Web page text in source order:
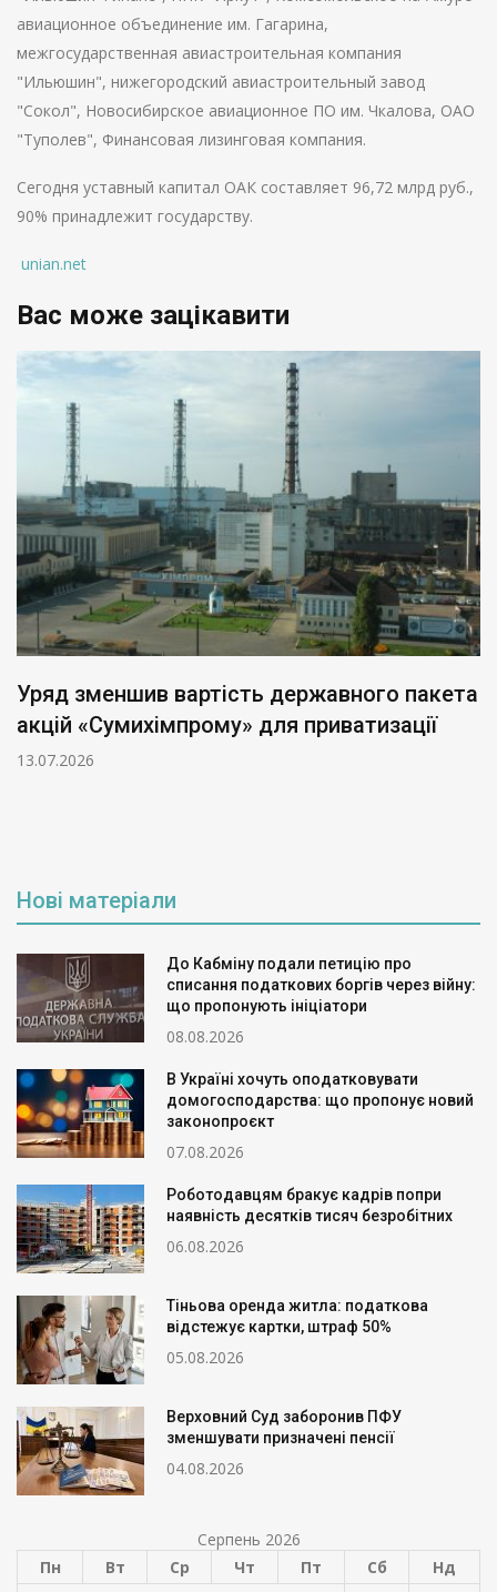
авиационное объединение им. Гагарина,
межгосударственная авиастроительная компания
"Ильюшин", нижегородский авиастроительный завод
"Сокол", Новосибирское авиационное ПО им. Чкалова, ОАО
"Туполев", Финансовая лизинговая компания.
Сегодня уставный капитал ОАК составляет 96,72 млрд руб.,
90% принадлежит государству.
unian.net
Вас може зацікавити
Уряд зменшив вартість державного пакета
акцій «Сумихімпрому» для приватизації
13.07.2026
Нові матеріали
До Кабміну подали петицію про
списання податкових боргів через війну:
що пропонують ініціатори
08.08.2026
В Україні хочуть оподатковувати
домогосподарства: що пропонує новий
законопроєкт
07.08.2026
Роботодавцям бракує кадрів попри
наявність десятків тисяч безробітних
06.08.2026
Тіньова оренда житла: податкова
відстежує картки, штраф 50%
05.08.2026
Верховний Суд заборонив ПФУ
зменшувати призначені пенсії
04.08.2026
Серпень 2026
Пн
Вт Ср Чт Пт Сб Нд